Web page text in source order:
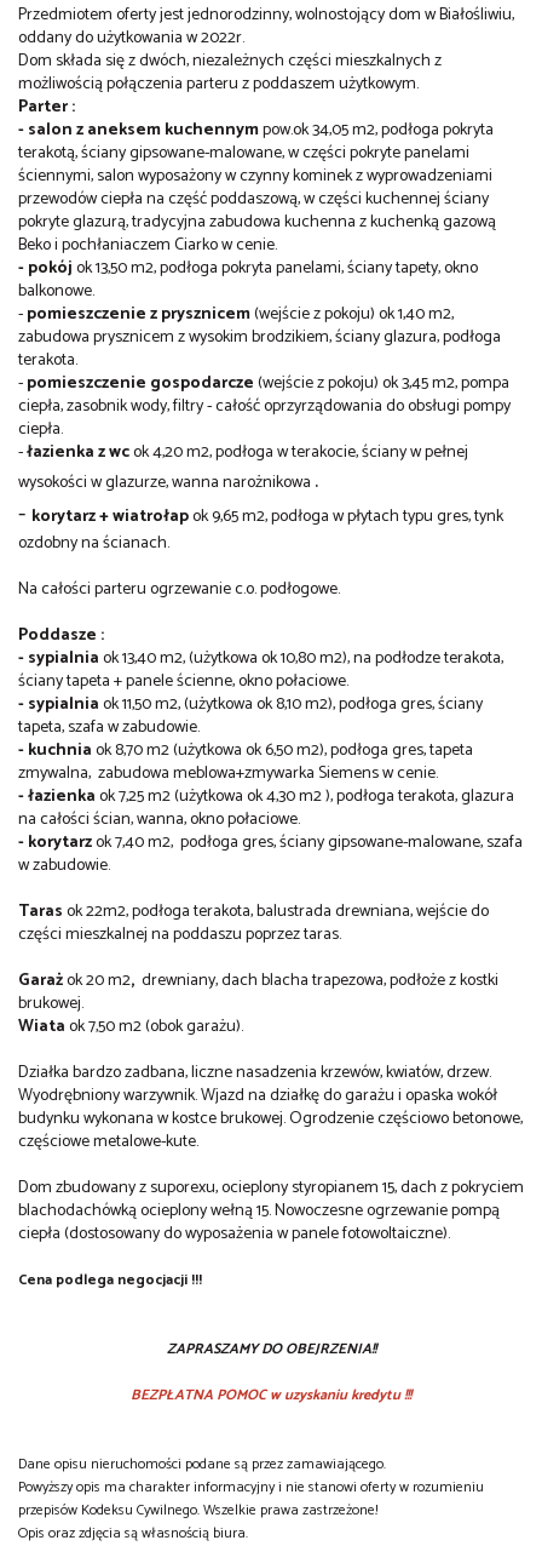
Przedmiotem oferty jest jednorodzinny, wolnostojący dom w Białośliwiu,
oddany do użytkowania w 2022r.
Dom składa się z dwóch, niezależnych części mieszkalnych z
możliwością połączenia parteru z poddaszem użytkowym.
Parter :
- salon z aneksem kuchennympow.ok 34,05 m2, podłoga pokryta
terakotą, ściany gipsowane-malowane, w części pokryte panelami
ściennymi, salon wyposażony w czynny kominek z wyprowadzeniami
przewodów ciepła na częśćpoddaszową, w części kuchennej ściany
pokryte glazurą, tradycyjna zabudowa kuchenna z kuchenką gazową
Beko i pochłaniaczem Ciarko w cenie.
- pokójok 13,50 m2, podłoga pokryta panelami, ściany tapety, okno
balkonowe.
-pomieszczenie z prysznicem(wejście z pokoju) ok 1,40 m2,
zabudowa prysznicem z wysokim brodzikiem, ściany glazura, podłoga
terakota.
-pomieszczenie gospodarcze(wejście z pokoju) ok3,45 m2, pompa
ciepła, zasobnik wody, filtry - całość oprzyrządowania do obsługi pompy
ciepła.
-łazienka z wcok 4,20 m2, podłoga w terakocie, ściany w pełnej
wysokości w glazurze, wanna narożnikowa .
- korytarz + wiatrołapok9,65 m2, podłoga w płytach typu gres, tynk
ozdobny na ścianach.
Na całości parteru ogrzewanie c.o. podłogowe.
Poddasze :
- sypialniaok 13,40 m2, (użytkowa ok 10,80 m2), na podłodze terakota,
ściany tapeta + panele ścienne, okno połaciowe.
- sypialniaok 11,50 m2, (użytkowa ok 8,10 m2), podłoga gres, ściany
tapeta, szafa w zabudowie.
- kuchniaok 8,70 m2 (użytkowa ok 6,50 m2), podłoga gres, tapeta
zmywalna, zabudowa meblowa+zmywarka Siemens w cenie.
- łazienkaok 7,25 m2 (użytkowa ok 4,30 m2 ), podłoga terakota, glazura
na całości ścian, wanna, okno połaciowe.
- korytarzok 7,40 m2, podłoga gres, ściany gipsowane-malowane, szafa
w zabudowie.
Tarasok 22m2, podłoga terakota, balustrada drewniana, wejście do
części mieszkalnej na poddaszu poprzez taras.
Garażok20 m2, drewniany, dach blacha trapezowa, podłoże z kostki
brukowej.
Wiataok 7,50 m2 (obok garażu).
Działka bardzo zadbana, liczne nasadzenia krzewów, kwiatów, drzew.
Wyodrębniony warzywnik. Wjazd na działkę do garażu i opaska wokół
budynku wykonana w kostce brukowej. Ogrodzenie częściowo betonowe,
częściowe metalowe-kute.
Dom zbudowany z suporexu, ocieplony styropianem 15, dach z pokryciem
blachodachówką ocieplony wełną 15. Nowoczesne ogrzewanie pompą
ciepła (dostosowany do wyposażenia w panele fotowoltaiczne).
Cena podlega negocjacji !!!
ZAPRASZAMY DO OBEJRZENIA!!
BEZPŁATNA POMOC w uzyskaniu kredytu !!!
Dane opisu nieruchomości podane są przez zamawiającego.
Powyższy opis ma charakter informacyjny i nie stanowi oferty w rozumieniu
przepisów Kodeksu Cywilnego. Wszelkie prawa zastrzeżone!
Opis oraz zdjęcia są własnością biura.